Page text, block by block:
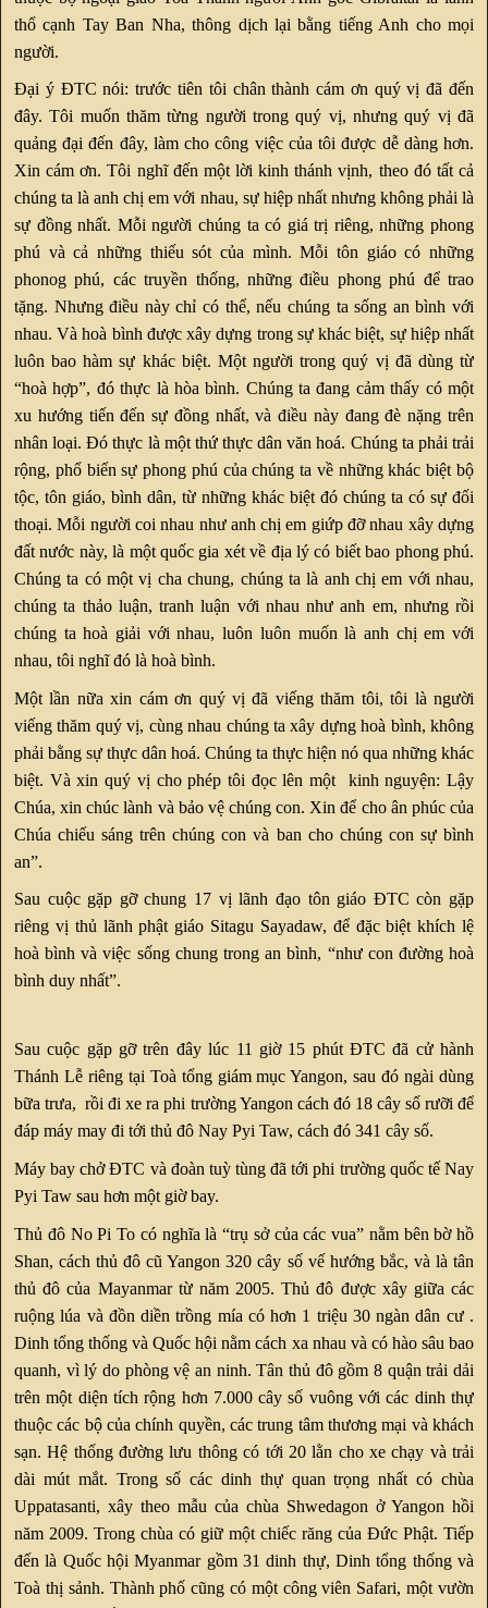
thổ cạnh Tay Ban Nha, thông dịch lại bằng tiếng Anh cho mọi
người.
Đại ý ĐTC nói: trước tiên tôi chân thành cám ơn quý vị đã đến
đây. Tôi muốn thăm từng người trong quý vị, nhưng quý vị đã
quảng đại đến đây, làm cho công việc của tôi được dễ dàng hơn.
Xin cám ơn. Tôi nghĩ đến một lời kinh thánh vịnh, theo đó tất cả
chúng ta là anh chị em với nhau, sự hiệp nhất nhưng không phải là
sự đồng nhất. Mỗi người chúng ta có giá trị riêng, những phong
phú và cả những thiếu sót của mình. Mỗi tôn giáo có những
phonog phú, các truyền thống, những điều phong phú để trao
tặng. Nhưng điều này chỉ có thể, nếu chúng ta sống an bình với
nhau. Và hoà bình được xây dựng trong sự khác biệt, sự hiệp nhất
luôn bao hàm sự khác biệt. Một người trong quý vị đã dùng từ
“hoà hợp”, đó thực là hòa bình. Chúng ta đang cảm thấy có một
xu hướng tiến đến sự đồng nhất, và điều này đang đè nặng trên
nhân loại. Đó thực là một thứ thực dân văn hoá. Chúng ta phải trải
rộng, phổ biến sự phong phú của chúng ta về những khác biệt bộ
tộc, tôn giáo, bình dân, từ những khác biệt đó chúng ta có sự đối
thoại. Mỗi người coi nhau như anh chị em giứp đỡ nhau xây dựng
đất nước này, là một quốc gia xét về địa lý có biết bao phong phú.
Chúng ta có một vị cha chung, chúng ta là anh chị em với nhau,
chúng ta thảo luận, tranh luận với nhau như anh em, nhưng rồi
chúng ta hoà giải với nhau, luôn luôn muốn là anh chị em với
nhau, tôi nghĩ đó là hoà bình.
Một lần nữa xin cám ơn quý vị đã viếng thăm tôi, tôi là người
viếng thăm quý vị, cùng nhau chúng ta xây dựng hoà bình, không
phải bằng sự thực dân hoá. Chúng ta thực hiện nó qua những khác
biệt. Và xin quý vị cho phép tôi đọc lên một kinh nguyện: Lậy
Chúa, xin chúc lành và bảo vệ chúng con. Xin để cho ân phúc của
Chúa chiếu sáng trên chúng con và ban cho chúng con sự bình
an”.
Sau cuộc gặp gỡ chung 17 vị lãnh đạo tôn giáo ĐTC còn gặp
riêng vị thủ lãnh phật giáo Sitagu Sayadaw, để đặc biệt khích lệ
hoà bình và việc sống chung trong an bình, “như con đường hoà
bình duy nhất”.
Sau cuộc gặp gỡ trên đây lúc 11 giờ 15 phút ĐTC đã cử hành
Thánh Lễ riêng tại Toà tổng giám mục Yangon, sau đó ngài dùng
bữa trưa, rồi đi xe ra phi trường Yangon cách đó 18 cây số rưỡi để
đáp máy may đi tới thủ đô Nay Pyi Taw, cách đó 341 cây số.
Máy bay chở ĐTC và đoàn tuỳ tùng đã tới phi trường quốc tế Nay
Pyi Taw sau hơn một giờ bay.
Thủ đô No Pi To có nghĩa là “trụ sở của các vua” nằm bên bờ hồ
Shan, cách thủ đô cũ Yangon 320 cây số vế hướng bắc, và là tân
thủ đô của Mayanmar từ năm 2005. Thủ đô được xây giữa các
ruộng lúa và đồn diền trồng mía có hơn 1 triệu 30 ngàn dân cư .
Dinh tổng thống và Quốc hội nằm cách xa nhau và có hào sâu bao
quanh, vì lý do phòng vệ an ninh. Tân thủ đô gồm 8 quận trải dải
trên một diện tích rộng hơn 7.000 cây số vuông với các dinh thự
thuộc các bộ của chính quyền, các trung tâm thương mại và khách
sạn. Hệ thống đường lưu thông có tới 20 lằn cho xe chạy và trải
dài mút mắt. Trong số các dinh thự quan trọng nhất có chùa
Uppatasanti, xây theo mẫu của chùa Shwedagon ở Yangon hồi
năm 2009. Trong chùa có giữ một chiếc răng của Đức Phật. Tiếp
đến là Quốc hội Myanmar gồm 31 dinh thự, Dinh tổng thống và
Toà thị sảnh. Thành phố cũng có một công viên Safari, một vườn